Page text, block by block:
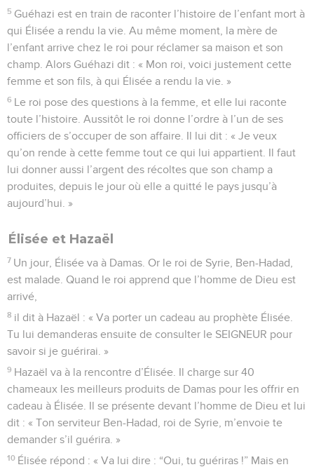
5 Guéhazi est en train de raconter l’histoire de l’enfant mort à
qui Élisée a rendu la vie. Au même moment, la mère de
l’enfant arrive chez le roi pour réclamer sa maison et son
champ. Alors Guéhazi dit : « Mon roi, voici justement cette
femme et son fils, à qui Élisée a rendu la vie. »
6 Le roi pose des questions à la femme, et elle lui raconte
toute l’histoire. Aussitôt le roi donne l’ordre à l’un de ses
officiers de s’occuper de son affaire. Il lui dit : « Je veux
qu’on rende à cette femme tout ce qui lui appartient. Il faut
lui donner aussi l’argent des récoltes que son champ a
produites, depuis le jour où elle a quitté le pays jusqu’à
aujourd’hui. »
Élisée et Hazaël
7 Un jour, Élisée va à Damas. Or le roi de Syrie, Ben-Hadad,
est malade. Quand le roi apprend que l’homme de Dieu est
arrivé,
8 il dit à Hazaël : « Va porter un cadeau au prophète Élisée.
Tu lui demanderas ensuite de consulter le SEIGNEUR pour
savoir si je guérirai. »
9 Hazaël va à la rencontre d’Élisée. Il charge sur 40
chameaux les meilleurs produits de Damas pour les offrir en
cadeau à Élisée. Il se présente devant l’homme de Dieu et lui
dit : « Ton serviteur Ben-Hadad, roi de Syrie, m’envoie te
demander s’il guérira. »
10 Élisée répond : « Va lui dire : “Oui, tu guériras !” Mais en